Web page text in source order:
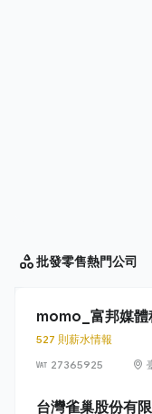
批發零售熱門公司
momo_富邦媒體
527 則薪水情報
27365925
台灣雀巢股份有